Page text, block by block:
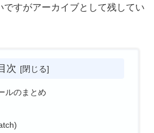
すがアーカイブとして残してい
次
ルのまとめ